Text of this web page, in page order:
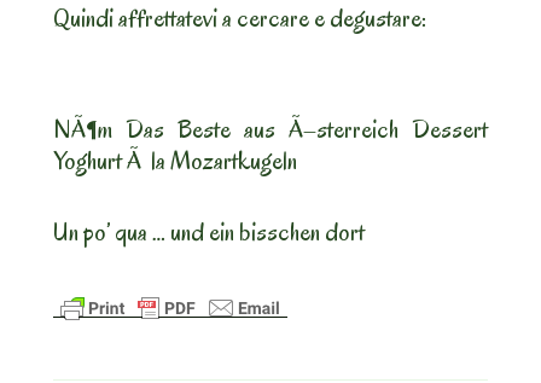
Quindi affrettatevi a cercare e degustare:
NÃ¶m Das Beste aus Ã–sterreich Dessert
Yoghurt Ã la Mozartkugeln
Un po’ qua … und ein bisschen dort